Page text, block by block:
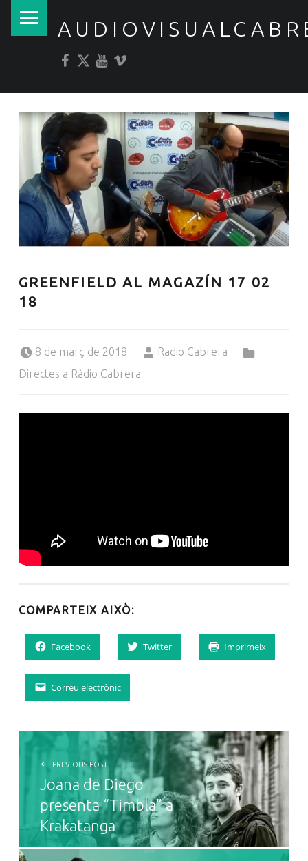
GREENFIELD AL MAGAZÍN 17 02
18
8 de març de 2018
Radio Cabrera
Directes a Ràdio Cabrera
COMPARTEIX AIXÒ:
Facebook Twitter Imprimeix
Correu electrònic
NAVEGACIÓ D'ENTRADES
PREVIOUS POST
Joana de Diego
presenta “Timbla” a
Krakatanga